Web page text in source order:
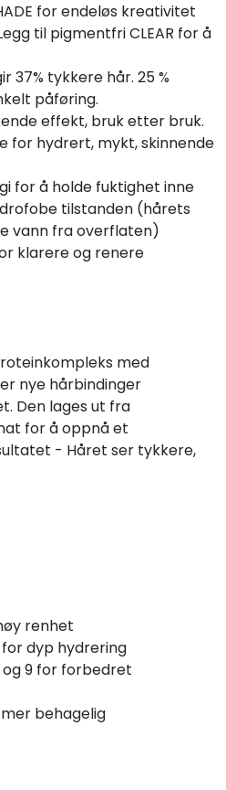
for endeløs kreativitet
til pigmentfri CLEAR for å
37% tykkere hår. 25 %
påføring.
effekt, bruk etter bruk.
for hydrert, mykt, skinnende
for å holde fuktighet inne
tilstanden (hårets
vann fra overflaten)
klarere og renere
med
nye hårbindinger
Den lages ut fra
for å oppnå et
- Håret ser tykkere,
renhet
dyp hydrering
9 for forbedret
behagelig